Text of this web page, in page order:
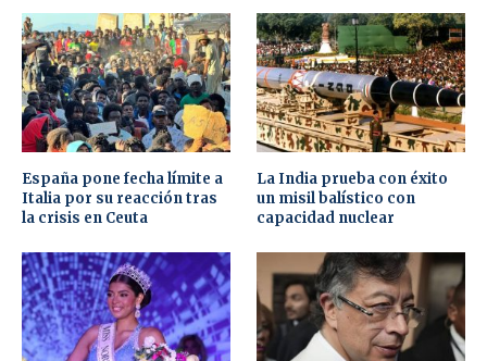
España pone fecha límite a
Italia por su reacción tras
la crisis en Ceuta
La India prueba con éxito
un misil balístico con
capacidad nuclear